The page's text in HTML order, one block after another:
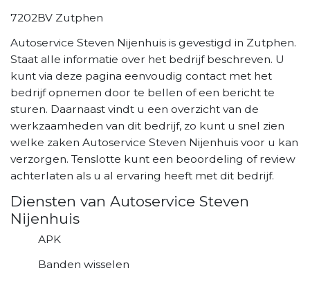
7202BV Zutphen
Autoservice Steven Nijenhuis is gevestigd in Zutphen.
Staat alle informatie over het bedrijf beschreven. U
kunt via deze pagina eenvoudig contact met het
bedrijf opnemen door te bellen of een bericht te
sturen. Daarnaast vindt u een overzicht van de
werkzaamheden van dit bedrijf, zo kunt u snel zien
welke zaken Autoservice Steven Nijenhuis voor u kan
verzorgen. Tenslotte kunt een beoordeling of review
achterlaten als u al ervaring heeft met dit bedrijf.
Diensten van Autoservice Steven
Nijenhuis
APK
Banden wisselen